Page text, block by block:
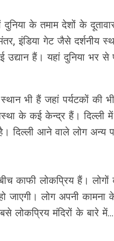
दुनिया के तमाम देशों के
इंडिया गेट जैसे दर्शनीय
हैं। यहां दुनिया भर
भी हैं जहां पर्यटकों की
के कई केन्द्र हैं। दिल्ली में
दिल्ली आने वाले लोग
काफी लोकप्रिय हैं।
जाएगी। लोग अपनी
लोकप्रिय मंदिरों के बारे